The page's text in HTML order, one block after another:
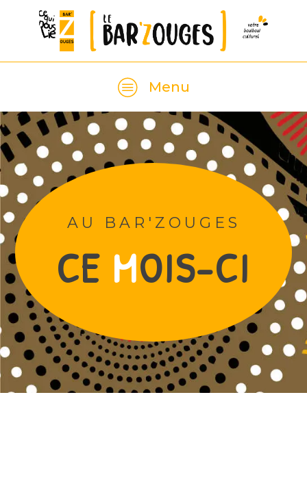
Menu
AU BAR'ZOUGES
CE MOIS-CI